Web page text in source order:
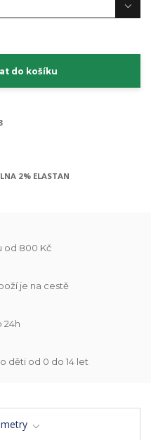
do košíku
2% ELASTAN
od 800 Kč
je na cestě
24h
děti od 0 do 14 let